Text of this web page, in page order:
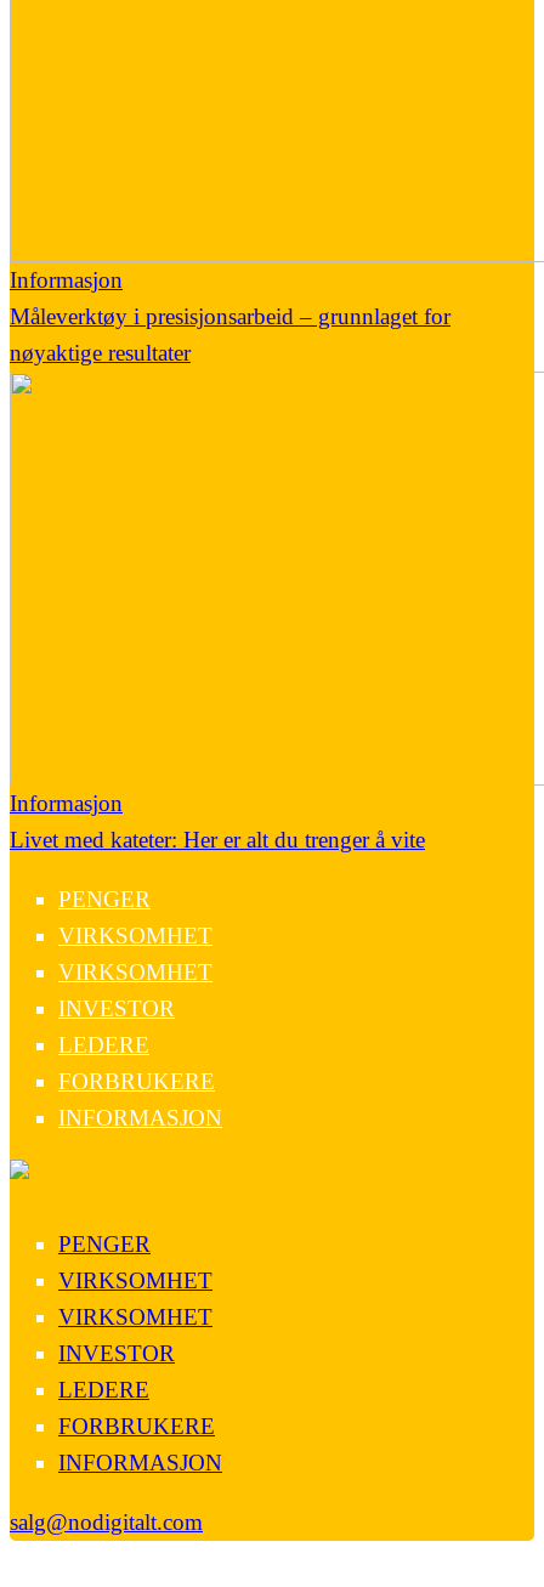
Informasjon
Måleverktøy i presisjonsarbeid – grunnlaget for
nøyaktige resultater
Informasjon
Livet med kateter: Her er alt du trenger å vite
PENGER
VIRKSOMHET
VIRKSOMHET
INVESTOR
LEDERE
FORBRUKERE
INFORMASJON
PENGER
VIRKSOMHET
VIRKSOMHET
INVESTOR
LEDERE
FORBRUKERE
INFORMASJON
salg@nodigitalt.com